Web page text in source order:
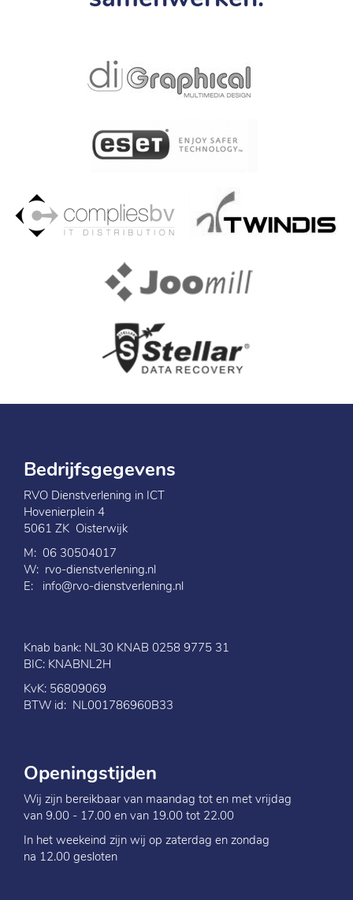
Bedrijfsgegevens
RVO Dienstverlening in ICT
Hovenierplein 4
5061 ZK Oisterwijk
M: 06 30504017
W: rvo-dienstverlening.nl
E: info@rvo-dienstverlening.nl
Knab bank: NL30 KNAB 0258 9775 31
BIC: KNABNL2H
KvK: 56809069
BTW id: NL001786960B33
Openingstijden
Wij zijn bereikbaar van maandag tot en met vrijdag
van 9.00 - 17.00 en van 19.00 tot 22.00
In het weekeind zijn wij op zaterdag en zondag
na 12.00 gesloten